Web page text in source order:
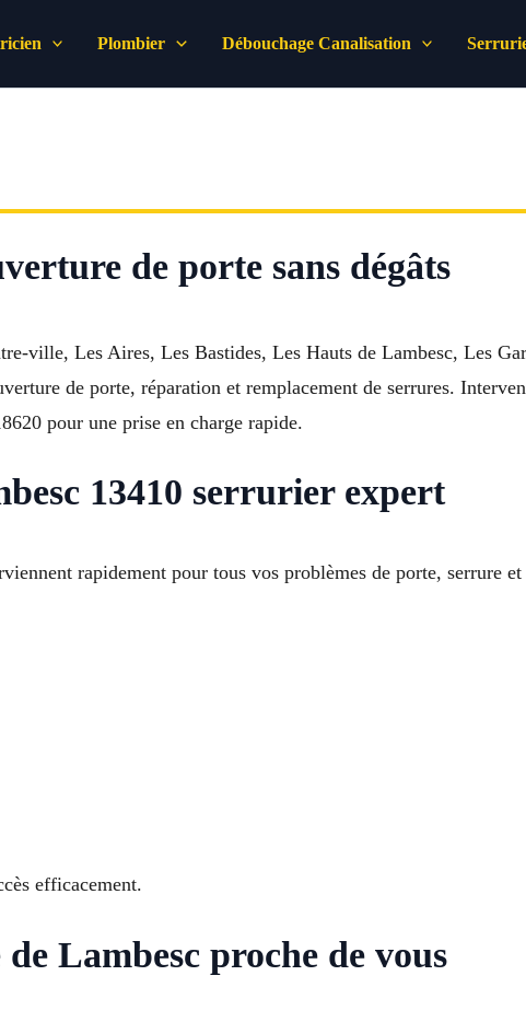
Plombier Débouchage Canalisation
de porte sans dégâts
ville, Les Aires, Les Bastides, Les Hauts de Lambesc, Les
de porte, réparation et remplacement de serrures.
pour une prise en charge rapide.
13410 serrurier expert
rapidement pour tous vos problèmes de porte, serrure
efficacement.
Lambesc proche de vous